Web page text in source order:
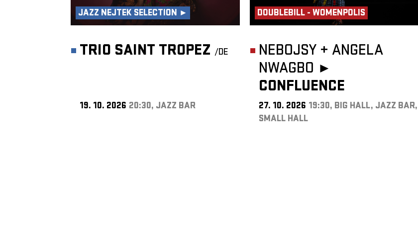
JAZZ NEJTEK SELECTION ►
TRIO SAINT TROPEZ /DE
19. 10. 2026 20:30, JAZZ BAR
DOUBLEBILL - WOMENPOLIS
NEBOJSY + ANGELA
NWAGBO ►
CONFLUENCE
27. 10. 2026 19:30, BIG HALL, JAZZ BAR,
SMALL HALL